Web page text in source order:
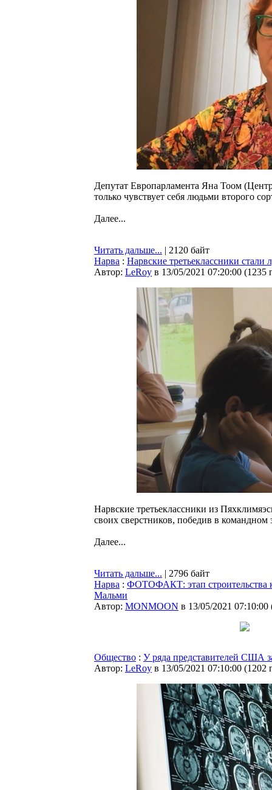
Депутат Европарламента Яна Тоом
только чувствует себя людьми второго
Далее...
Читать дальше... | 2120 байт
Нарва : Нарвские третьеклассники
Автор: LeRoy в 13/05/2021 07:20:00 (1235
Нарвские третьеклассники из
своих сверстников, победив в
Далее...
Читать дальше... | 2796 байт
Нарва : ФОТОФАКТ: этап строительства
Мальми
Автор: MONMOON в 13/05/2021 07:10:00
Общество : У ряда представителей США
Автор: LeRoy в 13/05/2021 07:10:00 (1202